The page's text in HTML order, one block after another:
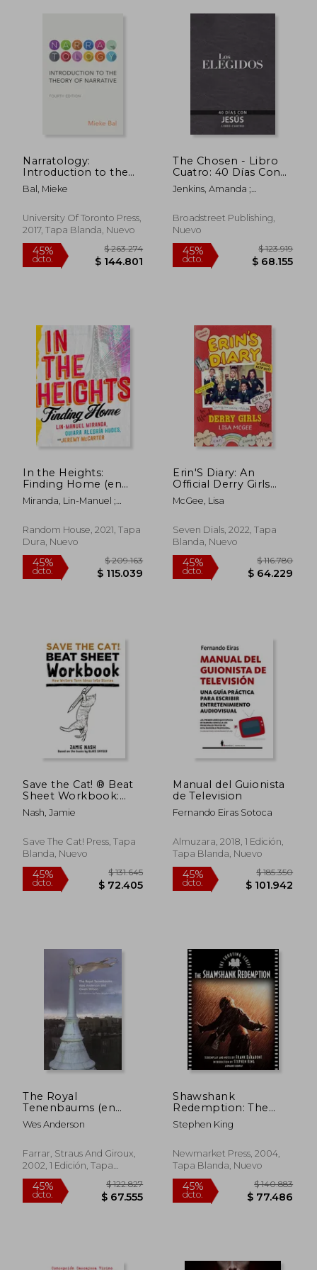
45% $ 322.321
$ 177.277
dcto. $ 116.194 dcto.
Narratology:
Introduction to the
Theory of Narrative,
Fourth Edition (en
Bal, Mieke
University Of Toronto Press,
2017, Tapa Blanda, Nuevo
$ 144.801
The Chosen - Libro
Cuatro: 40 Días Con
Jesús
Jenkins, Amanda ;
Dallas
Broadstreet Publishing,
Nuevo
45%
dcto.
In the Heights:
Finding Home (en
Inglés)
Miranda, Lin-Manuel ;
McCarter, Jeremy
Random House, 2021, Tapa
Dura, Nuevo
Erin'S Diary: An
Official Derry Girls
Book (en Inglés)
McGee, Lisa
Seven Dials, 2022, Tapa
Blanda, Nuevo
Save the Cat! ® Beat
Sheet Workbook:
How Writers Turn
Ideas Into Stories (en
Nash, Jamie
Save The Cat! Press, Tapa
Blanda, Nuevo
Manual del Guionista
de Television
Fernando Eiras Sotoca
Almuzara, 2018, 1 Edición,
Tapa Blanda, Nuevo
The Royal
Tenenbaums (en
Inglés)
Wes Anderson
Farrar, Straus And Giroux,
2002, 1 Edición, Tapa
Blanda, Nuevo
Shawshank
Redemption: The
Shooting Script (a
Newmarket
Inglés)
Stephen King
Newmarket Press, 2004,
Tapa Blanda, Nuevo